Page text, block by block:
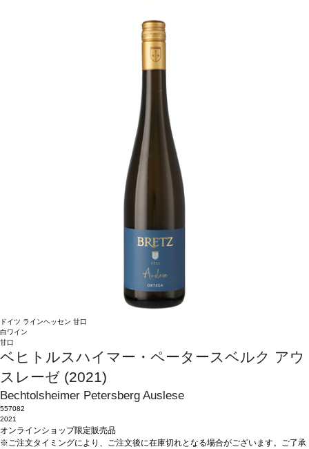
ドイツ ラインヘッセン 甘口
白ワイン
甘口
ベヒトルスハイマー・ペータースベルク アウ
スレーゼ (2021)
Bechtolsheimer Petersberg Auslese
557082
2021
オンラインショップ限定販売品
※ご注文タイミングにより、ご注文後に在庫切れとなる場合がございます。ご了承